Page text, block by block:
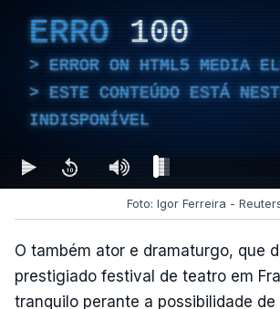
ERRO 100
ERROR ON HTML5 MEDIA
ESTE CONTEÚDO ESTÁ
INDISPONÍVEL
Foto: Igor Ferreira -
O também ator e dramaturgo, que
prestigiado festival de teatro em
tranquilo perante a possibilidade